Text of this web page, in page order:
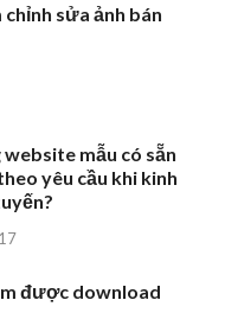
chỉnh sửa ảnh bán
mẫu có sẵn
yêu cầu khi kinh
được download